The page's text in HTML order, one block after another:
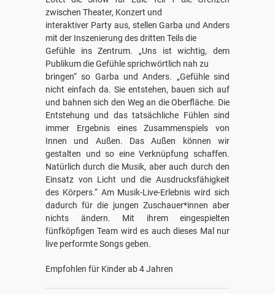
zwischen Theater, Konzert und
interaktiver Party aus, stellen Garba und Anders
mit der Inszenierung des dritten Teils die
Gefühle ins Zentrum. „Uns ist wichtig, dem
Publikum die Gefühle sprichwörtlich nah zu
bringen“ so Garba und Anders. „Gefühle sind
nicht einfach da. Sie entstehen, bauen sich auf
und bahnen sich den Weg an die Oberfläche. Die
Entstehung und das tatsächliche Fühlen sind
immer Ergebnis eines Zusammenspiels von
Innen und Außen. Das Außen können wir
gestalten und so eine Verknüpfung schaffen.
Natürlich durch die Musik, aber auch durch den
Einsatz von Licht und die Ausdrucksfähigkeit
des Körpers.“ Am Musik-Live-Erlebnis wird sich
dadurch für die jungen Zuschauer*innen aber
nichts ändern. Mit ihrem eingespielten
fünfköpfigen Team wird es auch dieses Mal nur
live performte Songs geben.
Empfohlen für Kinder ab 4 Jahren